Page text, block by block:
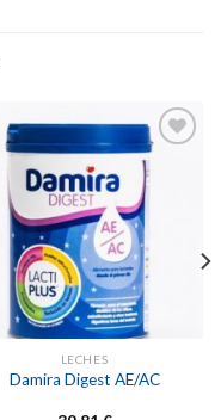
deseos
LECHES
Damira Digest AE/AC